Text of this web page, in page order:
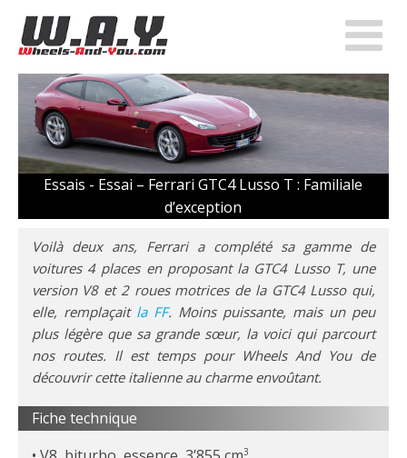
Essais - Essai – Ferrari GTC4 Lusso T : Familiale
d’exception
Voilà deux ans, Ferrari a complété sa gamme de
voitures 4 places en proposant la GTC4 Lusso T, une
version V8 et 2 roues motrices de la GTC4 Lusso qui,
elle, remplaçait la FF. Moins puissante, mais un peu
plus légère que sa grande sœur, la voici qui parcourt
nos routes. Il est temps pour Wheels And You de
découvrir cette italienne au charme envoûtant.
Fiche technique
3